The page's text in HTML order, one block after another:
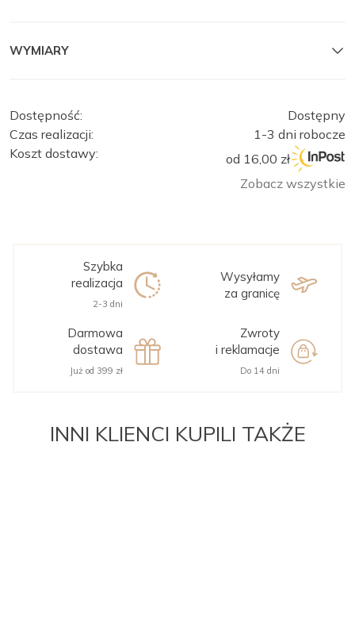
WYMIARY
Dostępność:
Dostępny
Czas realizacji:
1-3 dni robocze
Koszt dostawy:
od 16,00 zł
Zobacz wszystkie
Szybka
realizacja
2-3 dni
Wysyłamy
za granicę
Darmowa
dostawa
Już od 399 zł
Zwroty
i reklamacje
Do 14 dni
INNI KLIENCI KUPILI TAKŻE